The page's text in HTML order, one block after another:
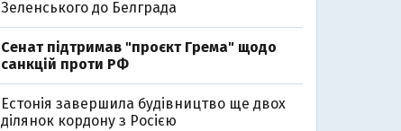
Зеленського до Белграда
Cенат підтримав "проєкт Грема" щодо
санкцій проти РФ
Естонія завершила будівництво ще двох
ділянок кордону з Росією